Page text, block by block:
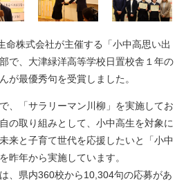
命株式会社が主催する「小中高思い出
で、大津緑洋高等学校日置校舎１年の
が最優秀句を受賞しました。
、「サラリーマン川柳」を実施してお
の取り組みとして、小中高生を対象に
来と子育て世代を応援したいと「小中
昨年から実施しています。
、県内360校から10,304句の応募があ